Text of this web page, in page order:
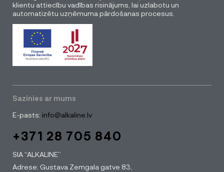
klientu attiecību vadības risinājums, lai uzlabotu un
automatizētu uzņēmuma pārdošanas procesus.
Sazinies ar mums
E-pasts: info@alkaline.lv
+371 28 705 840
SIA “ALKALINE”
Adrese: Gustava Zemgala gatve 83,